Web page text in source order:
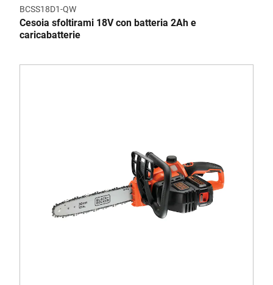
BCSS18D1-QW
Cesoia sfoltirami 18V con batteria 2Ah e
caricabatterie